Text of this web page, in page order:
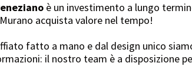
è un investimento a lungo
acquista valore nel tempo!
fatto a mano e dal design unico
il nostro team è a disposizione